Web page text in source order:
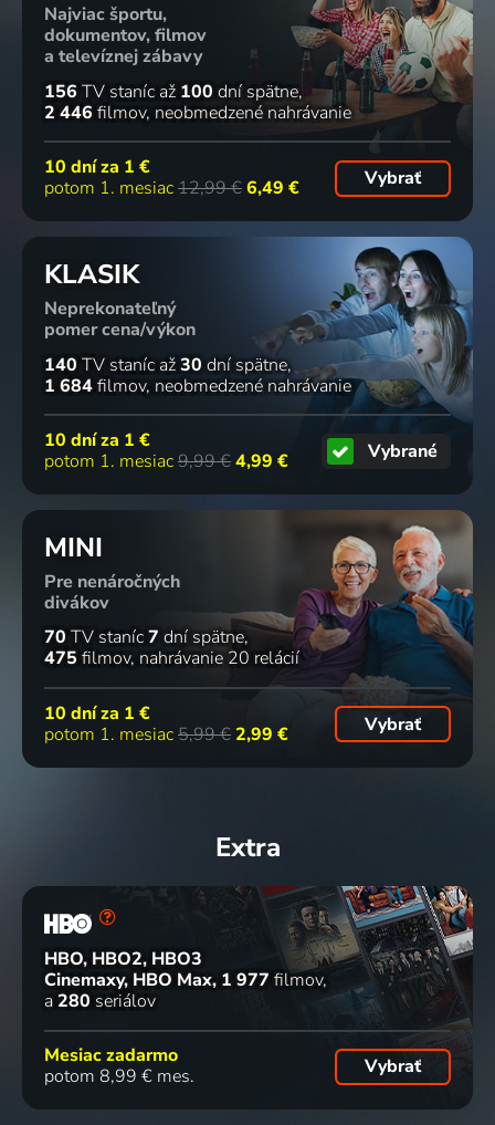
Najviac športu,
dokumentov, filmov
a televíznej zábavy
156 TV staníc až 100 dní spätne
2 446 filmov neobmedzené nahrávanie
10 dní za 1 €
potom 1. mesiac12,99 €6,49 € Vybrať
KLASIK
Neprekonateľný
pomer cena/výkon
140 TV staníc až30 dní spätne
1 684filmov neobmedzené nahrávanie
10 dní za 1 €
potom 1. mesiac9,99 €4,99 € Vybrané
MINI
Pre nenáročných
divákov
70 TV staníc7 dní spätne
475 filmov nahrávanie 20 relácií
10 dní za 1 €
potom 1. mesiac5,99 € 2,99 € Vybrať
Extra
HBO, HBO2, HBO3
Cinemaxy, HBO Max 1 977 filmov
a 280 seriálov
Mesiac zadarmo
potom 8,99 € mes.
Vybrať